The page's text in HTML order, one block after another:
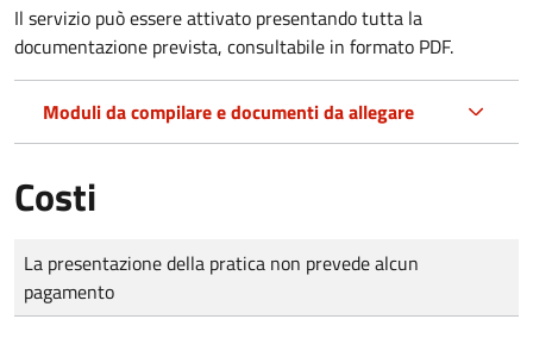
Il servizio può essere attivato presentando tutta la
documentazione prevista, consultabile in formato PDF.
Moduli da compilare e documenti da allegare
Costi
Tipo di pagamento
Importo
La presentazione della pratica non prevede alcun
pagamento